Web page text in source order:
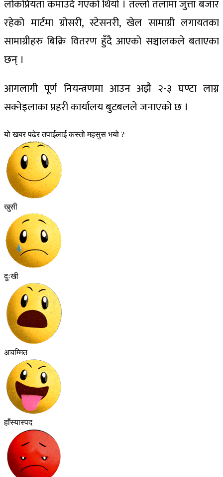
लोकप्रियता कमाउँदै गएको थियो । तल्लो तलामा जुत्ता बजार
रहेको मार्टमा ग्रोसरी, स्टेसनरी, खेल सामाग्री लगायतका
सामाग्रीहरु बिक्रि वितरण हुँदै आएको सञ्चालकले बताएका
छन् ।
आगलागी पूर्ण नियन्त्रणमा आउन अझै २-३ घण्टा लाग्न
सक्नेइलाका प्रहरी कार्यालय बुटबलले जनाएको छ ।
यो खबर पढेर तपाईलाई कस्तो महसुस भयो ?
खुसी
दुःखी
अचम्मित
हाँस्यास्पद